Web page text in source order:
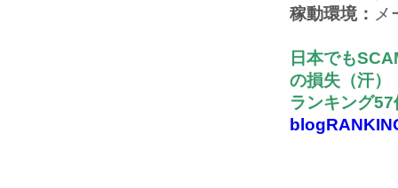
稼動環境： メ
日本でも
の損失（汗）
ランキング